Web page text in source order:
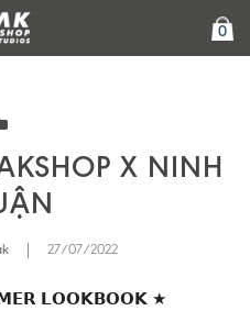
0
X NINH
27/07/2022
𝗟𝗢𝗢𝗞𝗕𝗢𝗢𝗞 ★